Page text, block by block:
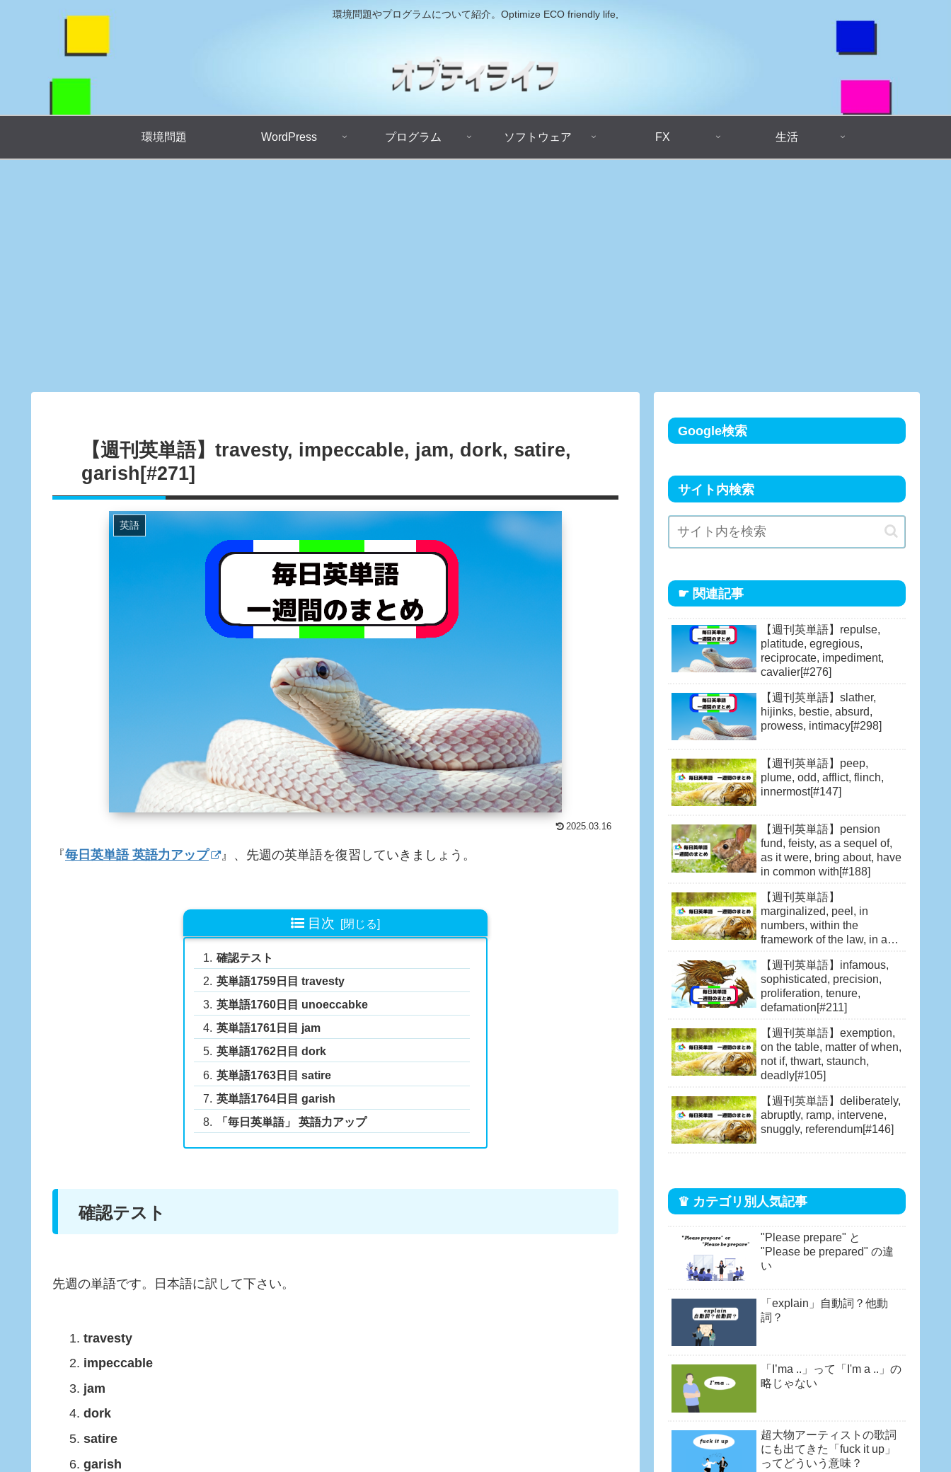
環境問題やプログラムについて紹介。Optimize ECO friendly life,
環境問題 WordPress プログラム ソフトウェア FX 生活
【週刊英単語】travesty, impeccable, jam, dork, satire,
garish[#271]
英語
2025.03.16
『毎日英単語 英語力アップ 』、先週の英単語を復習していきましょう。
目次
確認テスト
英単語1759日目 travesty
英単語1760日目 unoeccabke
英単語1761日目 jam
英単語1762日目 dork
英単語1763日目 satire
英単語1764日目 garish
「毎日英単語」 英語力アップ
確認テスト
先週の単語です。日本語に訳して下さい。
travesty
impeccable
jam
dork
satire
garish
Google検索
サイト内検索
☛ 関連記事
【週刊英単語】repulse,
platitude, egregious,
reciprocate, impediment,
cavalier[#276]
【週刊英単語】slather,
hijinks, bestie, absurd,
prowess, intimacy[#298]
【週刊英単語】peep,
plume, odd, afflict, flinch,
innermost[#147]
【週刊英単語】pension
fund, feisty, as a sequel of,
as it were, bring about, have
in common with[#188]
【週刊英単語】
marginalized, peel, in
numbers, within the
framework of the law, in awe
【週刊英単語】infamous,
sophisticated, precision,
proliferation, tenure,
defamation[#211]
【週刊英単語】exemption,
on the table, matter of when,
not if, thwart, staunch,
deadly[#105]
【週刊英単語】deliberately,
abruptly, ramp, intervene,
snuggly, referendum[#146]
♛ カテゴリ別人気記事
"Please prepare" と
"Please be prepared" の違
い
「explain」自動詞？他動
詞？
「I’ma ..」って「I'm a ..」の
略じゃない
超大物アーティストの歌詞
にも出てきた「fuck it up」
ってどういう意味？